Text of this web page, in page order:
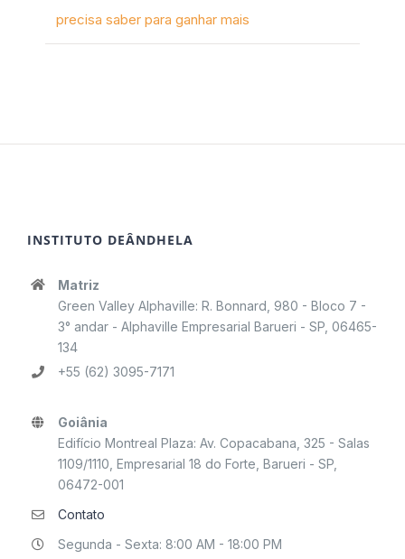
precisa saber para ganhar mais
INSTITUTO DEÂNDHELA
Matriz
Green Valley Alphaville: R. Bonnard, 980 - Bloco 7 -
3° andar - Alphaville Empresarial Barueri - SP, 06465-
134
+55 (62) 3095-7171
Goiânia
Edifício Montreal Plaza: Av. Copacabana, 325 - Salas
1109/1110, Empresarial 18 do Forte, Barueri - SP,
06472-001
Contato
Segunda - Sexta: 8:00 AM - 18:00 PM